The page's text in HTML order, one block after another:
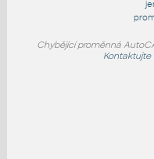
Chybějící proměnná
Kontaktujte